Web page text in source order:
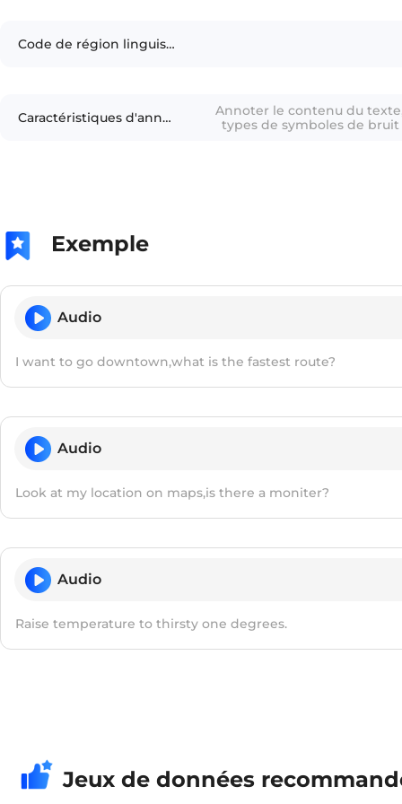
Code de région linguistique
Caractéristiques d'annotation
Annoter le contenu du
types de symboles de
Exemple
Audio
I want to go downtown,what is the fastest route?
Audio
Look at my location on maps,is there a moniter?
Audio
Raise temperature to thirsty one degrees.
Jeux de données